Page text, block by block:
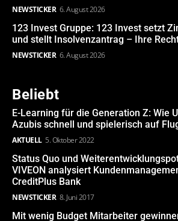
NEWSTICKER 6. August 2026
123 Invest Gruppe: 123 Invest setzt
und stellt Insolvenzantrag – Ihre
NEWSTICKER 6. August 2026
Beliebt
E-Learning für die Generation Z: Wie
Azubis schnell und spielerisch auf
AKTUELL 5. Oktober 2022
Status Quo und
VIVEON analysiert
CreditPlus Bank
NEWSTICKER 8. Juni 2017
Mit wenig Budget Mitarbeiter